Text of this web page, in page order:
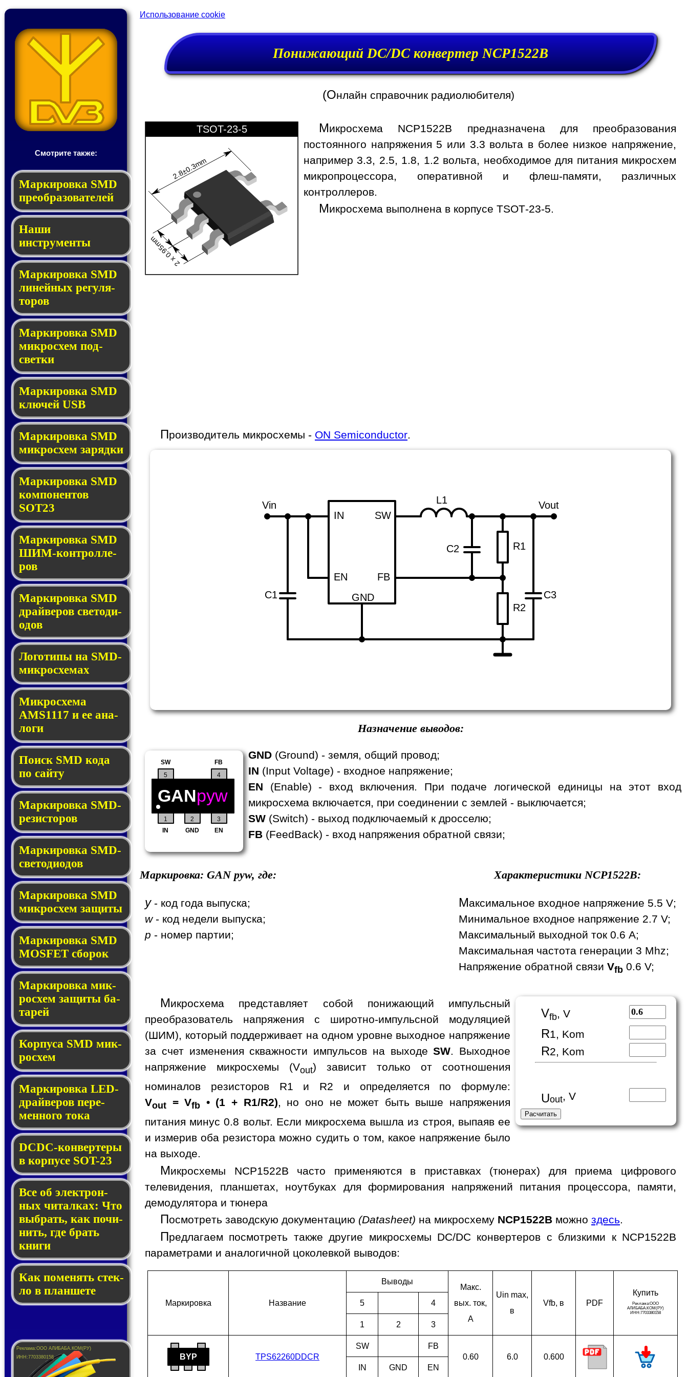
Смотрите также:
Мар­ки­ров­ка SMD
пре­об­ра­зо­ва­те­лей
Наши
инструменты
Маркировка SMD
ли­ней­ных ре­гу­ля­
то­ров
Маркировка SMD
мик­ро­схем под­
свет­ки
Маркировка SMD
клю­чей USB
Маркировка SMD
мик­рос­хем за­ряд­ки
Маркировка SMD
ком­по­нен­тов
SOT23
Маркировка SMD
ШИМ-кон­трол­ле­
ров
Маркировка SMD
драй­ве­ров све­то­ди­
о­дов
Логотипы на SMD-
мик­ро­схе­мах
Микросхема
AMS1117 и ее ана­
ло­ги
Поиск SMD ко­да
по сай­ту
Маркировка SMD-
ре­зис­то­ров
Маркировка SMD-
све­то­дио­дов
Мар­ки­ров­ка SMD
мик­рос­хем защиты
Мар­ки­ров­ка SMD
MOSFET сбо­рок
Мар­ки­ров­ка мик­
ро­схем за­щи­ты ба­
та­рей
Корпуса SMD мик­
ро­схем
Маркировка LED-
драй­ве­ров пе­ре­
мен­но­го то­ка
DCDC-кон­вер­те­ры
в кор­пу­се SOT-23
Все об элек­трон­
ных чи­тал­ках: Что
выб­рать, как по­чи­
нить, где брать
кни­ги
Как по­ме­нять стек­
ло в планшете
Использование cookie
Понижающий DC/DC конвертер NCP1522B
(Онлайн справочник радиолюбителя)
2.8±0.3mm
2 x 0.95mm
TSOT-23-5 Микросхема NCP1522B предназначена для преобразования
постоянного напряжения 5 или 3.3 вольта в более низкое напряжение,
например 3.3, 2.5, 1.8, 1.2 вольта, необходимое для питания микросхем
микропроцессора, оперативной и флеш-памяти, различных
контроллеров.
Микросхема выполнена в корпусе TSOT-23-5.
Производитель микросхемы - ON Semiconductor
C1 C3
R1
R2
L1
Vin
Vout
IN
EN
SW
FB
GND
C2
Назначение выводов:
1 2 3
4
IN GND EN
FB
5
SW
GANpyw
GND (Ground) - земля, общий провод;
IN (Input Voltage) - входное напряжение;
EN (Enable) - вход включения. При подаче логической единицы на этот вход
микросхема включается, при соединении с землей - выключается;
SW (Switch) - выход подключаемый к дросселю;
FB (FeedBack) - вход напряжения обратной связи;
Маркировка: GANpyw, где:
y- код года выпуска;
w- код недели выпуска;
p - номер партии;
Характеристики NCP1522B:
Максимальное входное напряжение 5.5 V;
Минимальное входное напряжение 2.7 V;
Максимальный выходной ток 0.6 A;
Максимальная частота генерации 3 Mhz;
Напряжение обратной связи Vfb 0.6 V;
Vfb, V
R1, Kom
R2, Kom
Uout , V
Микросхема представляет собой понижающий импульсный
преобразователь напряжения с широтно-импульсной модуляцией
(ШИМ), который поддерживает на одном уровне выходное напряжение
за счет изменения скважности импульсов на выходеSW. Выходное
напряжение микросхемы (Vout) зависит только от соотношения
номиналов резисторов R1 и R2 и определяется по формуле:
Vout = Vfb • (1 + R1/R2), но оно не может быть выше напряжения
питания минус 0.8 вольт. Если микросхема вышла из строя, выпаяв ее
и измерив оба резистора можно судить о том, какое напряжение было
на выходе.
Микросхемы NCP1522B часто применяются в приставках (тюнерах) для приема цифрового
телевидения, планшетах, ноутбуках для формирования напряжений питания процессора, памяти,
демодулятора и тюнера
Посмотреть заводскую документацию (Datasheet) на микросхему NCP1522B можно здесь.
Предлагаем посмотреть также другие микросхемы DC/DC конвертеров с близкими к NCP1522B
параметрами и аналогичной цоколевкой выводов:
Мар­ки­ров­ка Наз­ва­ние
Выводы
Макс.
вых. ток,
A
Uin max,
в
Vfb, в PDF
Ку­пить
5
4
1 2 3
BYP TPS62260DDCR
SW
FB
0.60
6.0
0.600
IN
GND EN